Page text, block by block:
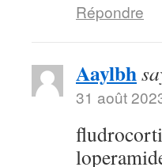
Répondre
Aaylbh
31 août